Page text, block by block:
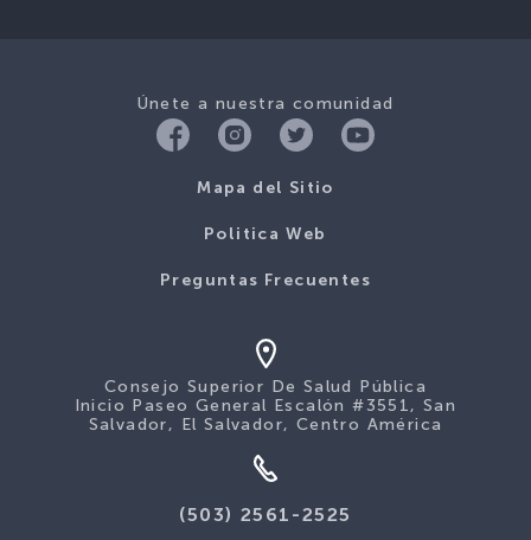
Mapa del Sitio
Politica Web
Preguntas Frecuentes
Consejo Superior De Salud Pública
Inicio Paseo General Escalón #3551, San
Salvador, El Salvador, Centro América
(503) 2561-2525